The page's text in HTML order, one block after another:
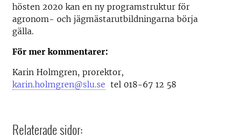
hösten 2020 kan en ny programstruktur för
agronom- och jägmästarutbildningarna börja
gälla.
För mer kommentarer:
Karin Holmgren, prorektor,
karin.holmgren@slu.se tel 018-67 12 58
Relaterade sidor: